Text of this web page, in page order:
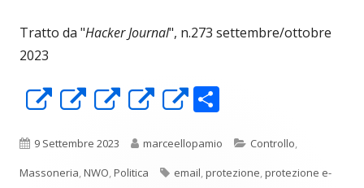
Tratto da "Hacker Journal", n.273 settembre/ottobre
2023
Apre
una
nuova
Apre
una
nuova
Apre
una
nuova
Apre
una
nuova
Apre
una
nuova
n
di
Pubblicato
9 Settembre 2023 Autore
marceellopamio Categorie
Controllo,
Massoneria,NWO,Politica Tag
email,protezione,protezione e-